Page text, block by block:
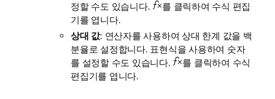
정할 수도 있습니다.
를 클릭하여 수식 편집
기를 엽니다.
상대 값: 연산자를 사용하여 상대 한계 값을 백
분율로 설정합니다. 표현식을 사용하여 숫자
를 설정할 수도 있습니다.
를 클릭하여 수식
편집기를 엽니다.